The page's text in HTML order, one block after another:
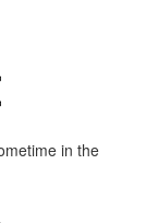
in the